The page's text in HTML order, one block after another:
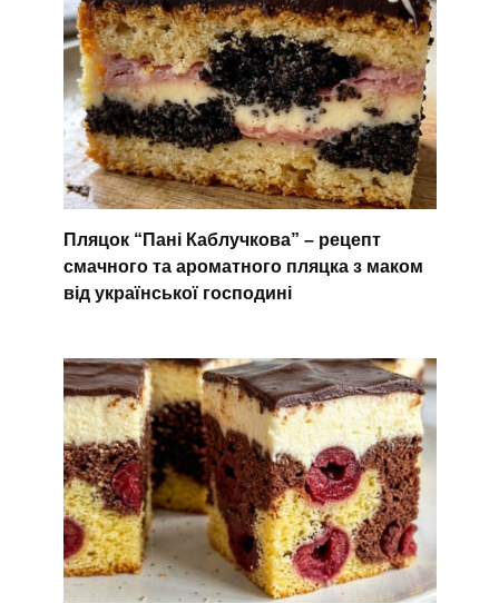
Пляцок “Пані Каблучкова” – рецепт
смачного та ароматного пляцка з маком
від української господині